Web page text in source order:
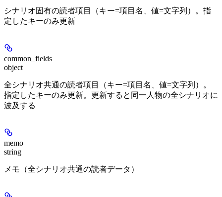
シナリオ固有の読者項目（キー=項目名、値=文字列）。指
定したキーのみ更新
common_fields
object
全シナリオ共通の読者項目（キー=項目名、値=文字列）。
指定したキーのみ更新。更新すると同一人物の全シナリオに
波及する
memo
string
メモ（全シナリオ共通の読者データ）